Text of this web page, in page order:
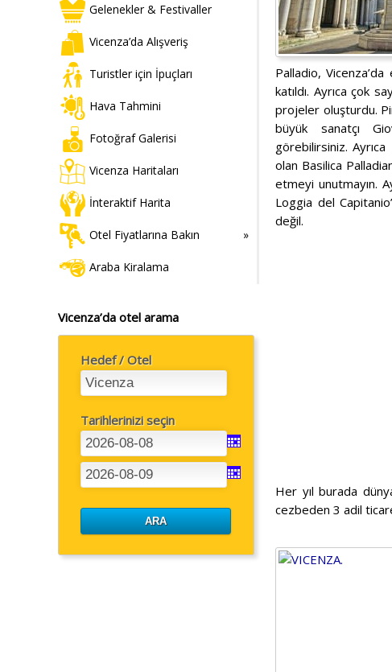
Gelenekler & Festivaller
Vicenza’da Alışveriş
Turistler için İpuçları
Hava Tahmini
Fotoğraf Galerisi
Vicenza Haritaları
İnteraktif Harita
Otel Fiyatlarına Bakın
Araba Kiralama
Vicenza’da otel arama
Hedef / Otel
Tarihlerinizi seçin
Palladio,
katıldı. Ayrıca çok
projeler oluşturdu.
büyük sanatçı
görebilirsiniz.
olan Basilica
etmeyi unutmayın.
Loggia del
değil.
Her yıl burada
cezbeden 3 adil